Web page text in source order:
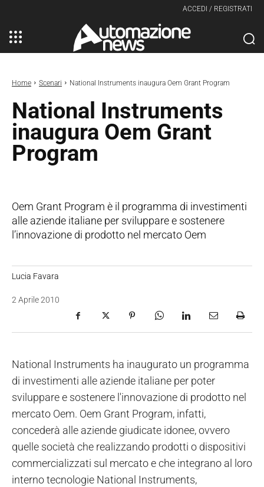
ACCEDI / REGISTRATI
Home Scenari National Instruments inaugura Oem Grant Program
National Instruments
inaugura Oem Grant
Program
Oem Grant Program è il programma di investimenti
alle aziende italiane per sviluppare e sostenere
l’innovazione di prodotto nel mercato Oem
Lucia Favara
2 Aprile 2010
National Instruments ha inaugurato un programma
di investimenti alle aziende italiane per poter
sviluppare e sostenere l'innovazione di prodotto nel
mercato Oem. Oem Grant Program, infatti,
concederà alle aziende giudicate idonee, ovvero
quelle società che realizzando prodotti o dispositivi
commercializzati sul mercato e che integrano al loro
interno tecnologie National Instruments,